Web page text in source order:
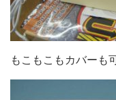
もこもこもカバーも